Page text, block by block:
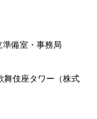
準備室・事務局
伎座タワー（株式